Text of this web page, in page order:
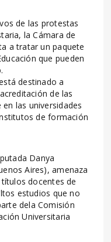
de las protestas
la Cámara de
a tratar un paquete
que pueden
destinado a
de las
las universidades
de formación
Danya
Aires), amenaza
docentes de
estudios que no
dela Comisión
Universitaria